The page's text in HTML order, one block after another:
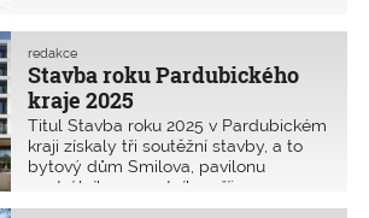
Stavba roku Pardubického
kraje 2025
redakce
Titul Stavba roku 2025 v Pardubickém
kraji získaly tři soutěžní stavby, a to
bytový dům Smilova, pavilonu
centrálního urgentního příjmu
a akutních provozů Pardubické